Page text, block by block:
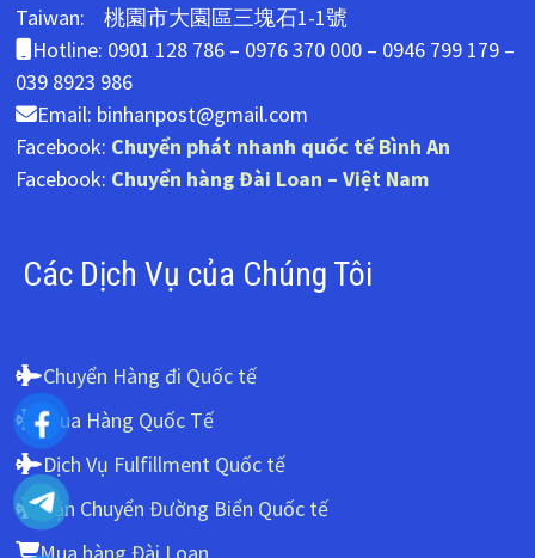
Taiwan: 桃園市大園區三塊石1-1號
Hotline: 0901 128 786 – 0976 370 000 – 0946 799 179 –
039 8923 986
Email: binhanpost@gmail.com
Facebook: Chuyển phát nhanh quốc tế Bình An
Facebook: Chuyển hàng Đài Loan – Việt Nam
Các Dịch Vụ của Chúng Tôi
Chuyển Hàng đi Quốc tế
Mua Hàng Quốc Tế
Dịch Vụ Fulfillment Quốc tế
Vận Chuyển Đường Biển Quốc tế